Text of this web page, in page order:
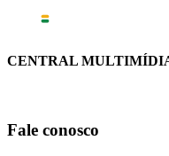
CENTRAL
Fale conosco